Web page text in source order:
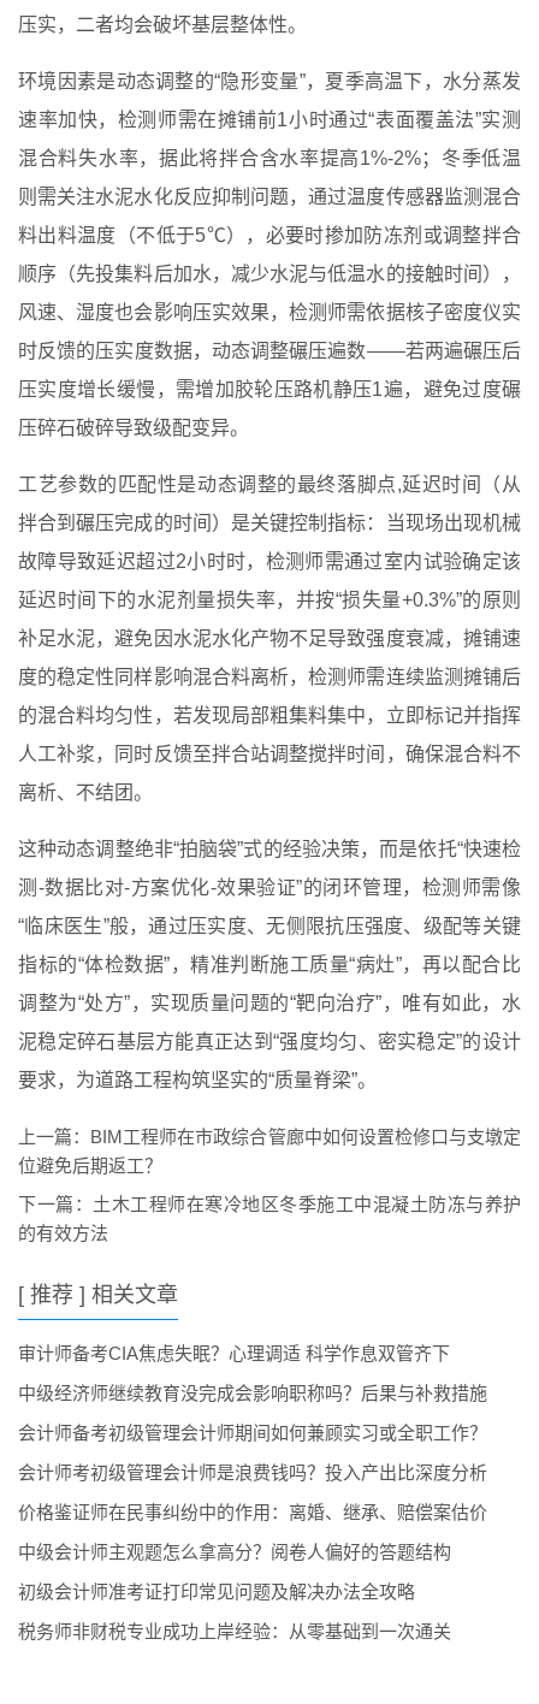
压实，二者均会破坏基层整体性。
环境因素是动态调整的“隐形变量”，夏季高温下，水分蒸发
速率加快，检测师需在摊铺前1小时通过“表面覆盖法”实测
混合料失水率，据此将拌合含水率提高1%-2%；冬季低温
则需关注水泥水化反应抑制问题，通过温度传感器监测混合
料出料温度（不低于5℃），必要时掺加防冻剂或调整拌合
顺序（先投集料后加水，减少水泥与低温水的接触时间），
风速、湿度也会影响压实效果，检测师需依据核子密度仪实
时反馈的压实度数据，动态调整碾压遍数——若两遍碾压后
压实度增长缓慢，需增加胶轮压路机静压1遍，避免过度碾
压碎石破碎导致级配变异。
工艺参数的匹配性是动态调整的最终落脚点,延迟时间（从
拌合到碾压完成的时间）是关键控制指标：当现场出现机械
故障导致延迟超过2小时时，检测师需通过室内试验确定该
延迟时间下的水泥剂量损失率，并按“损失量+0.3%”的原则
补足水泥，避免因水泥水化产物不足导致强度衰减，摊铺速
度的稳定性同样影响混合料离析，检测师需连续监测摊铺后
的混合料均匀性，若发现局部粗集料集中，立即标记并指挥
人工补浆，同时反馈至拌合站调整搅拌时间，确保混合料不
离析、不结团。
这种动态调整绝非“拍脑袋”式的经验决策，而是依托“快速检
测-数据比对-方案优化-效果验证”的闭环管理，检测师需像
“临床医生”般，通过压实度、无侧限抗压强度、级配等关键
指标的“体检数据”，精准判断施工质量“病灶”，再以配合比
调整为“处方”，实现质量问题的“靶向治疗”，唯有如此，水
泥稳定碎石基层方能真正达到“强度均匀、密实稳定”的设计
要求，为道路工程构筑坚实的“质量脊梁”。
上一篇： BIM工程师在市政综合管廊中如何设置检修口与支墩定
位避免后期返工？
下一篇： 土木工程师在寒冷地区冬季施工中混凝土防冻与养护
的有效方法
[ 推荐 ] 相关文章
审计师备考CIA焦虑失眠？心理调适 科学作息双管齐下
中级经济师继续教育没完成会影响职称吗？后果与补救措施
会计师备考初级管理会计师期间如何兼顾实习或全职工作？
会计师考初级管理会计师是浪费钱吗？投入产出比深度分析
价格鉴证师在民事纠纷中的作用：离婚、继承、赔偿案估价
中级会计师主观题怎么拿高分？阅卷人偏好的答题结构
初级会计师准考证打印常见问题及解决办法全攻略
税务师非财税专业成功上岸经验：从零基础到一次通关